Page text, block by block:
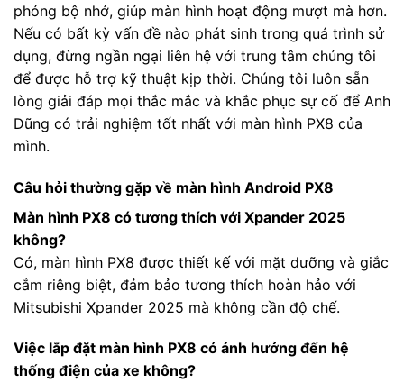
phóng bộ nhớ, giúp màn hình hoạt động mượt mà hơn.
Nếu có bất kỳ vấn đề nào phát sinh trong quá trình sử
dụng, đừng ngần ngại liên hệ với trung tâm chúng tôi
để được hỗ trợ kỹ thuật kịp thời. Chúng tôi luôn sẵn
lòng giải đáp mọi thắc mắc và khắc phục sự cố để Anh
Dũng có trải nghiệm tốt nhất với màn hình PX8 của
mình.
Câu hỏi thường gặp về màn hình Android PX8
Màn hình PX8 có tương thích với Xpander 2025
không?
Có, màn hình PX8 được thiết kế với mặt dưỡng và giắc
cắm riêng biệt, đảm bảo tương thích hoàn hảo với
Mitsubishi Xpander 2025 mà không cần độ chế.
Việc lắp đặt màn hình PX8 có ảnh hưởng đến hệ
thống điện của xe không?